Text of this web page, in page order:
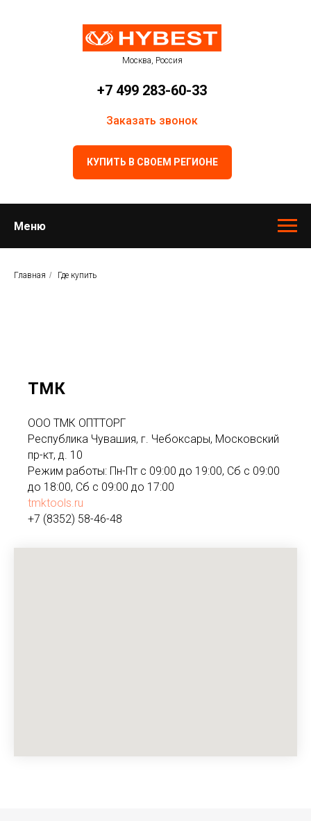
Москва, Россия
+7 499 283-60-33
Заказать звонок
КУПИТЬ В СВОЕМ РЕГИОНЕ
Меню
Главная / Где купить
ТМК
ООО ТМК ОПТТОРГ
Республика Чувашия, г. Чебоксары, Московский
пр-кт, д. 10
Режим работы: Пн-Пт с 09:00 до 19:00, Сб с 09:00
до 18:00, Сб с 09:00 до 17:00
tmktools.ru
+7 (8352) 58-46-48